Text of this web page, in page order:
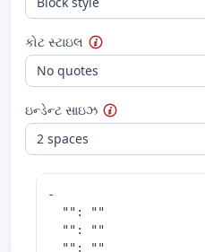
કોટ સ્ટાઇલ
ઇન્ડેન્ટ સાઇઝ